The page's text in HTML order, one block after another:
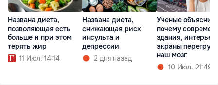
Названа диета,
позволяющая есть
больше и при этом
терять жир
11 Июл. 14:14
Названа диета,
снижающая риск
инсульта и
депрессии
2 дня назад
Ученые
почему
здания,
экраны
наш мозг
10 Июл. 21:49